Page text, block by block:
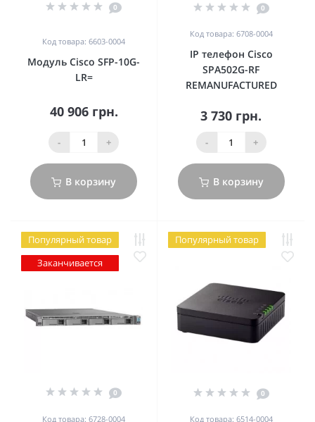
0
Код товара: 6603-0004
Модуль Cisco SFP-10G-
LR=
40 906 грн.
- +
В корзину
0
Код товара: 6708-0004
IP телефон Cisco
SPA502G-RF
REMANUFACTURED
3 730 грн.
- +
В корзину
Популярный товар
Заканчивается
0
Код товара: 6728-0004
Популярный товар
0
Код товара: 6514-0004